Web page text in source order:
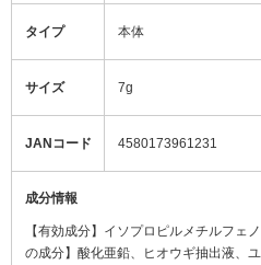
タイプ 本体
サイズ 7g
JANコード 4580173961231
成分情報
【有効成分】イソプロピルメチルフェ
の成分】酸化亜鉛、ヒオウギ抽出液、